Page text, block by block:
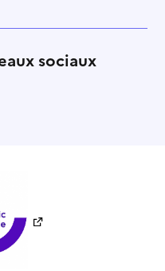
sociaux